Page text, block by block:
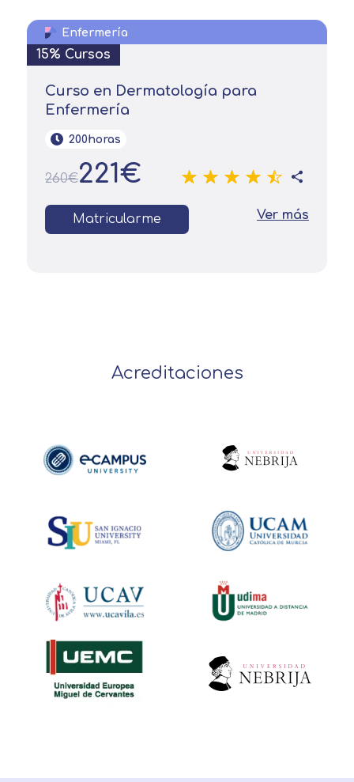
Enfermería
15% Cursos
Curso en Dermatología para
Enfermería
200horas
260€221€
Matricularme Ver más
Acreditaciones